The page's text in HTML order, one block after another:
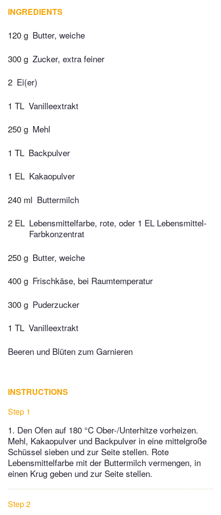
INGREDIENTS
120 g Butter, weiche
300 g Zucker, extra feiner
2 Ei(er)
1 TL Vanilleextrakt
250 g Mehl
1 TL Backpulver
1 EL Kakaopulver
240 ml Buttermilch
2 EL Lebensmittelfarbe, rote, oder 1 EL Lebensmittel-
Farbkonzentrat
250 g Butter, weiche
400 g Frischkäse, bei Raumtemperatur
300 g Puderzucker
1 TL Vanilleextrakt
Beeren und Blüten zum Garnieren
INSTRUCTIONS
Step 1
1. Den Ofen auf 180 °C Ober-/Unterhitze vorheizen.
Mehl, Kakaopulver und Backpulver in eine mittelgroße
Schüssel sieben und zur Seite stellen. Rote
Lebensmittelfarbe mit der Buttermilch vermengen, in
einen Krug geben und zur Seite stellen.
Step 2